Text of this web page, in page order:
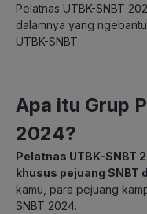
Pelatnas UTBK-SNBT
dalamnya yang
UTBK-SNBT.
Apa itu Grup
2024?
Pelatnas UTBK-SNBT
khusus pejuang SNBT
kamu, para pejuang
SNBT 2024.